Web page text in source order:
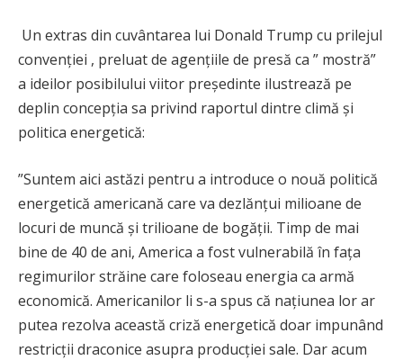
Un extras din cuvântarea lui Donald Trump cu prilejul
convenției , preluat de agențiile de presă ca ” mostră”
a ideilor posibilului viitor președinte ilustrează pe
deplin concepția sa privind raportul dintre climă și
politica energetică:
”Suntem aici astăzi pentru a introduce o nouă politică
energetică americană care va dezlănțui milioane de
locuri de muncă și trilioane de bogății. Timp de mai
bine de 40 de ani, America a fost vulnerabilă în fața
regimurilor străine care foloseau energia ca armă
economică. Americanilor li s-a spus că națiunea lor ar
putea rezolva această criză energetică doar impunând
restricții draconice asupra producției sale. Dar acum